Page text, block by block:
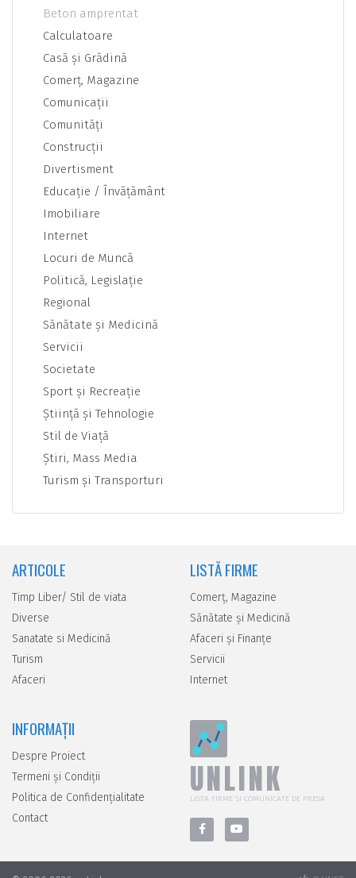
Beton amprentat
Calculatoare
Casă şi Grădină
Comerţ, Magazine
Comunicaţii
Comunităţi
Construcţii
Divertisment
Educaţie / Învăţământ
Imobiliare
Internet
Locuri de Muncă
Politică, Legislaţie
Regional
Sănătate şi Medicină
Servicii
Societate
Sport şi Recreaţie
Ştiinţă şi Tehnologie
Stil de Viaţă
Ştiri, Mass Media
Turism şi Transporturi
ARTICOLE
Timp Liber/ Stil de viata
Diverse
Sanatate si Medicină
Turism
Afaceri
LISTĂ FIRME
Comerţ, Magazine
Sănătate şi Medicină
Afaceri şi Finanţe
Servicii
Internet
INFORMAȚII
Despre Proiect
Termeni și Condiții
Politica de Confidențialitate
Contact
UNLINK
LISTA FIRME SI COMUNICATE DE PRESA